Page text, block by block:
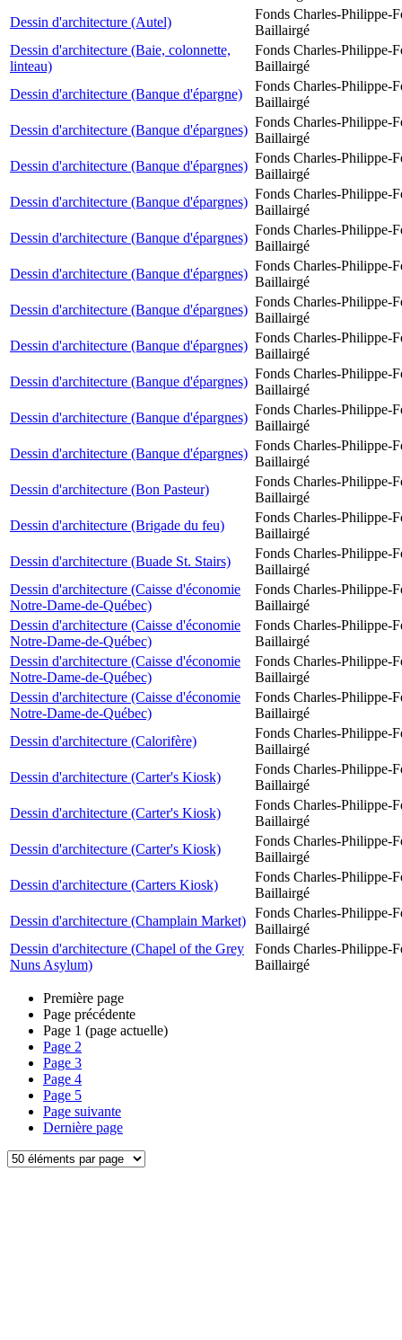
Dessin d'architecture (Autel)
Fonds Charles-Philippe-
Baillairgé
Dessin d'architecture (Baie, colonnette,
linteau)
Fonds Charles-Philippe-
Baillairgé
Dessin d'architecture (Banque d'épargne)
Fonds Charles-Philippe-
Baillairgé
Dessin d'architecture (Banque d'épargnes)
Fonds Charles-Philippe-
Baillairgé
Dessin d'architecture (Banque d'épargnes)
Fonds Charles-Philippe-
Baillairgé
Dessin d'architecture (Banque d'épargnes)
Fonds Charles-Philippe-
Baillairgé
Dessin d'architecture (Banque d'épargnes)
Fonds Charles-Philippe-
Baillairgé
Dessin d'architecture (Banque d'épargnes)
Fonds Charles-Philippe-
Baillairgé
Dessin d'architecture (Banque d'épargnes)
Fonds Charles-Philippe-
Baillairgé
Dessin d'architecture (Banque d'épargnes)
Fonds Charles-Philippe-
Baillairgé
Dessin d'architecture (Banque d'épargnes)
Fonds Charles-Philippe-
Baillairgé
Dessin d'architecture (Banque d'épargnes)
Fonds Charles-Philippe-
Baillairgé
Dessin d'architecture (Banque d'épargnes)
Fonds Charles-Philippe-
Baillairgé
Dessin d'architecture (Bon Pasteur)
Fonds Charles-Philippe-
Baillairgé
Dessin d'architecture (Brigade du feu)
Fonds Charles-Philippe-
Baillairgé
Dessin d'architecture (Buade St. Stairs)
Fonds Charles-Philippe-
Baillairgé
Dessin d'architecture (Caisse d'économie
Notre-Dame-de-Québec)
Fonds Charles-Philippe-
Baillairgé
Dessin d'architecture (Caisse d'économie
Notre-Dame-de-Québec)
Fonds Charles-Philippe-
Baillairgé
Dessin d'architecture (Caisse d'économie
Notre-Dame-de-Québec)
Fonds Charles-Philippe-
Baillairgé
Dessin d'architecture (Caisse d'économie
Notre-Dame-de-Québec)
Fonds Charles-Philippe-
Baillairgé
Dessin d'architecture (Calorifère)
Fonds Charles-Philippe-
Baillairgé
Dessin d'architecture (Carter's Kiosk)
Fonds Charles-Philippe-
Baillairgé
Dessin d'architecture (Carter's Kiosk)
Fonds Charles-Philippe-
Baillairgé
Dessin d'architecture (Carter's Kiosk)
Fonds Charles-Philippe-
Baillairgé
Dessin d'architecture (Carters Kiosk)
Fonds Charles-Philippe-
Baillairgé
Dessin d'architecture (Champlain Market)
Fonds Charles-Philippe-
Baillairgé
Dessin d'architecture (Chapel of the Grey
Nuns Asylum)
Fonds Charles-Philippe-
Baillairgé
Première page
Page précédente
Page 1 (page actuelle)
Page 2
Page 3
Page 4
Page 5
Page suivante
Dernière page